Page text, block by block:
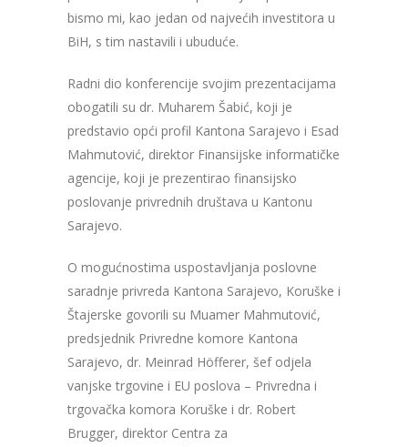
bismo mi, kao jedan od najvećih investitora u
BiH, s tim nastavili i ubuduće.
Radni dio konferencije svojim prezentacijama
obogatili su dr. Muharem Šabić, koji je
predstavio opći profil Kantona Sarajevo i Esad
Mahmutović, direktor Finansijske informatičke
agencije, koji je prezentirao finansijsko
poslovanje privrednih društava u Kantonu
Sarajevo.
O mogućnostima uspostavljanja poslovne
saradnje privreda Kantona Sarajevo, Koruške i
Štajerske govorili su Muamer Mahmutović,
predsjednik Privredne komore Kantona
Sarajevo, dr. Meinrad Höfferer, šef odjela
vanjske trgovine i EU poslova – Privredna i
trgovačka komora Koruške i dr. Robert
Brugger, direktor Centra za